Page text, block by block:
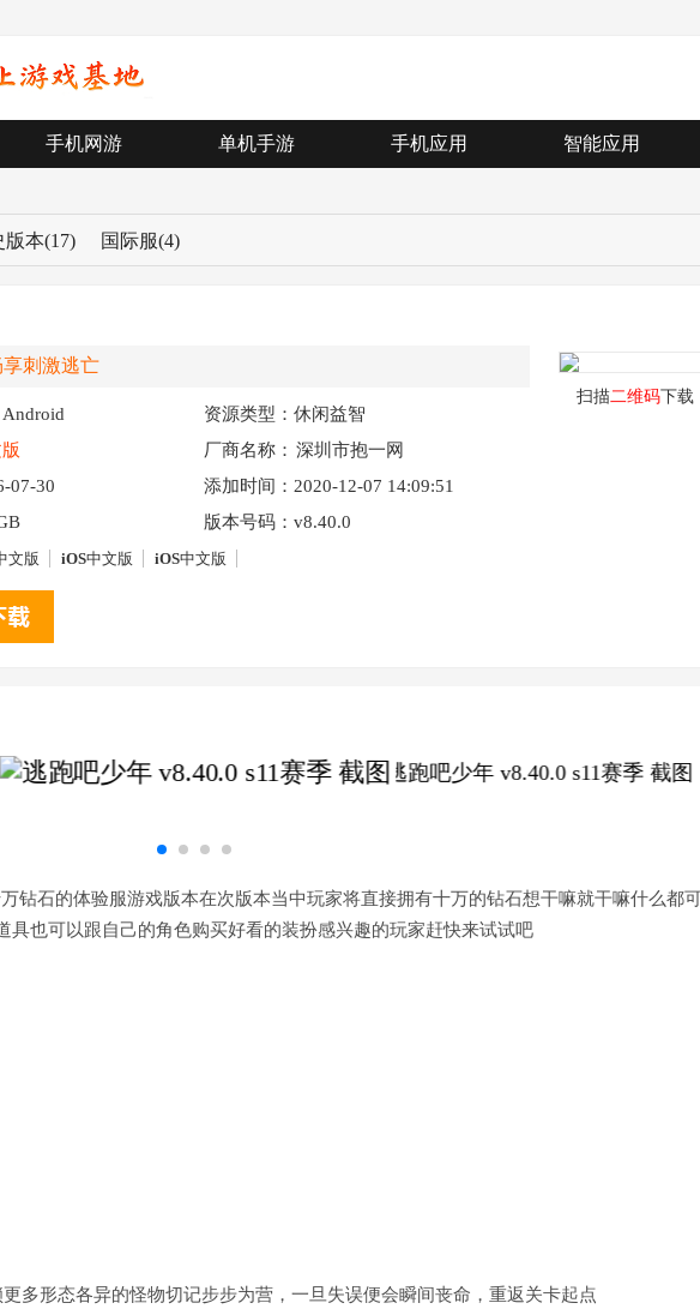
手机网游 单机手游 手机应用 智能应用
版本(17) 国际服(4)
刺激逃亡
资源类型：休闲益智
厂商名称： 深圳市抱一网
络科技有限公
司
07-30
添加时间：2020-12-07 14:09:51
版本号码：v8.40.0
文版 iOS中文版 iOS中文版
扫描二维码下载
钻石的体验服游戏版本在次版本当中玩家将直接拥有十万的钻石想干嘛就干嘛什么都
具也可以跟自己的角色购买好看的装扮感兴趣的玩家赶快来试试吧
多形态各异的怪物切记步步为营，一旦失误便会瞬间丧命，重返关卡起点